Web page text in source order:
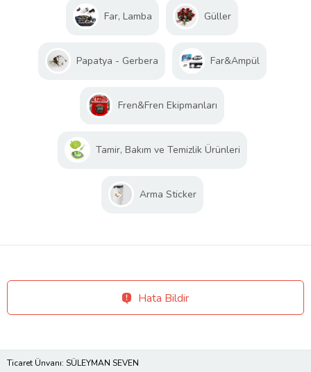
Far, Lamba Güller
Papatya - Gerbera Far&Ampül
Fren&Fren Ekipmanları
Tamir, Bakım ve Temizlik Ürünleri
Arma Sticker
Hata Bildir
Ticaret Ünvanı: SÜLEYMAN SEVEN